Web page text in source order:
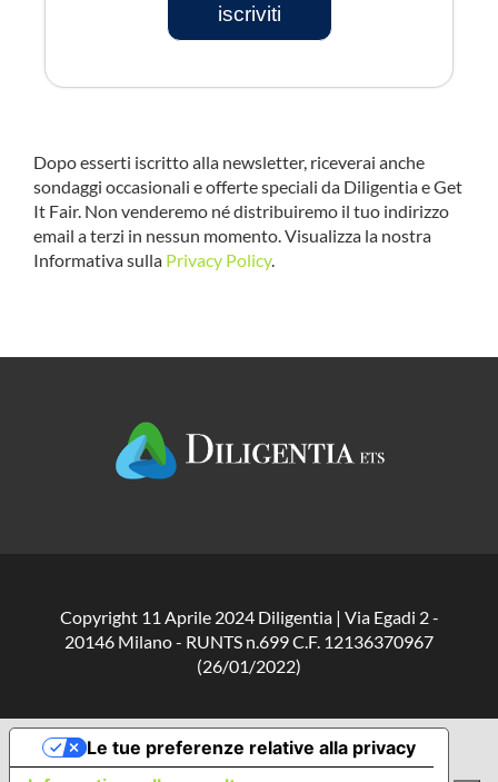
iscriviti
Dopo esserti iscritto alla newsletter, riceverai anche
sondaggi occasionali e offerte speciali da Diligentia e Get
It Fair. Non venderemo né distribuiremo il tuo indirizzo
email a terzi in nessun momento. Visualizza la nostra
Informativa sulla Privacy Policy.
Copyright 11 Aprile 2024 Diligentia | Via Egadi 2 -
20146 Milano - RUNTS n.699 C.F. 12136370967
(26/01/2022)
Le tue preferenze relative alla privacy